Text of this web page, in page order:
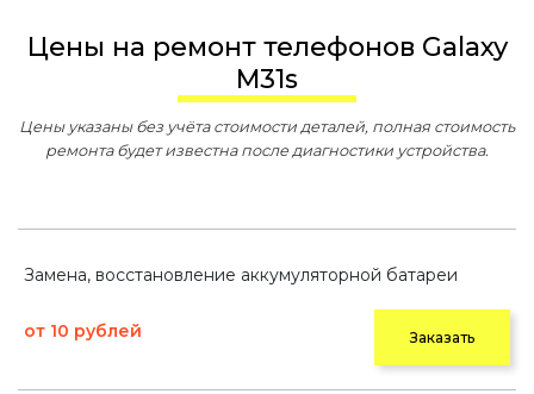
Цены на ремонт телефонов Galaxy
M31s
Цены указаны без учёта стоимости деталей, полная стоимость
ремонта будет известна после диагностики устройства.
Замена, восстановление аккумуляторной батареи
от 10 рублей Заказать